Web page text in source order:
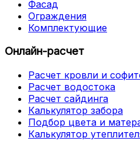
Фасад
Ограждения
Комплектующие
Онлайн-расчет
Расчет кровли и
Расчет водостока
Расчет сайдинга
Калькулятор забора
Подбор цвета и
Калькулятор